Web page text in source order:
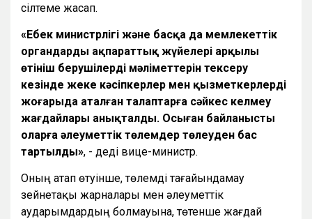
сілтеме жасап.
«Еңбек министрлігі және басқа да мемлекеттік
органдардың ақпараттық жүйелері арқылы
өтініш берушілердің мәліметтерін тексеру
кезінде жеке кәсіпкерлер мен қызметкерлердің
жоғарыда аталған талаптарға сәйкес келмеу
жағдайлары анықталды. Осыған байланысты
оларға әлеуметтік төлемдер төлеуден бас
тартылды», - деді вице-министр.
Оның атап өтуінше, төлемді тағайындамау
зейнетақы жарналары мен әлеуметтік
аударымдардың болмауына, төтенше жағдай